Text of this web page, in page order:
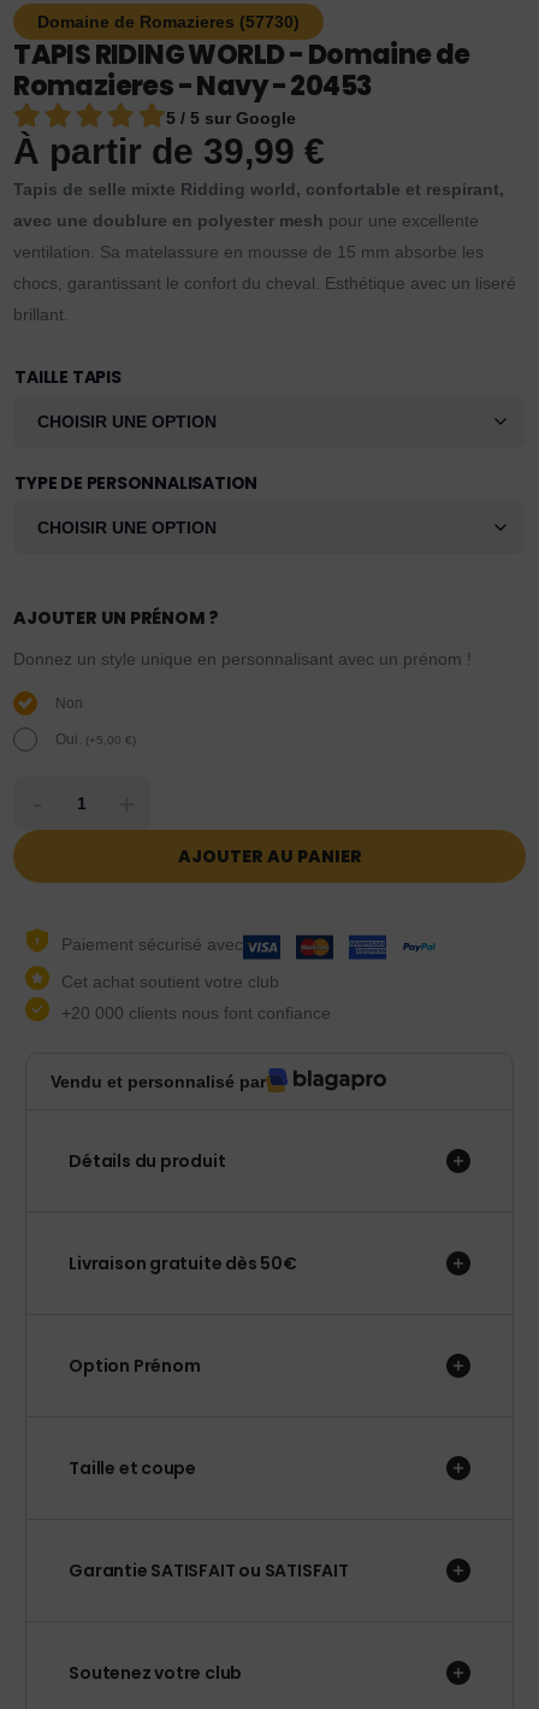
Domaine de Romazieres (57730)
TAPIS RIDING WORLD - Domaine de
Romazieres - Navy - 20453
5 / 5 sur Google
À partir de 39,99€
Tapis de selle mixte Ridding world, confortable et respirant,
avec une doublure en polyester mesh pour une excellente
ventilation. Sa matelassure en mousse de 15 mm absorbe les
chocs, garantissant le confort du cheval. Esthétique avec un liseré
brillant.
TAILLE TAPIS
TYPE DE PERSONNALISATION
AJOUTER UN PRÉNOM ?
Donnez un style unique en personnalisant avec un prénom !
Non
Oui. (+5,00€)
AJOUTER AU PANIER
Paiement sécurisé avec
Cet achat soutient votre club
+20 000 clients nous font confiance
Vendu et personnalisé par
Détails du produit
Livraison gratuite dès 50€
Option Prénom
Taille et coupe
Garantie SATISFAIT ou SATISFAIT
Soutenez votre club